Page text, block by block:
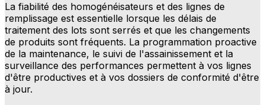
La fiabilité des homogénéisateurs et des lignes de
remplissage est essentielle lorsque les délais de
traitement des lots sont serrés et que les changements
de produits sont fréquents. La programmation proactive
de la maintenance, le suivi de l'assainissement et la
surveillance des performances permettent à vos lignes
d'être productives et à vos dossiers de conformité d'être
à jour.